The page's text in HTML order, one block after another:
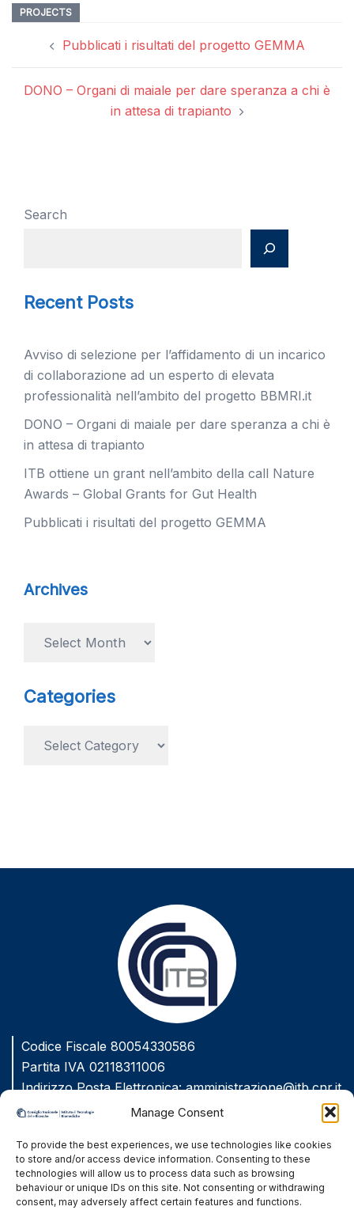
Manage Consent
To provide the best experiences, we use technologies like cookies
to store and/or access device information. Consenting to these
technologies will allow us to process data such as browsing
behaviour or unique IDs on this site. Not consenting or withdrawing
consent, may adversely affect certain features and functions.
PROJECTS
navigationPubblicati i risultati del progetto GEMMA
DONO – Organi di maiale per dare speranza a chi è
in attesa di trapianto
Search
Recent Posts
Avviso di selezione per l’affidamento di un incarico
di collaborazione ad un esperto di elevata
professionalità nell’ambito del progetto BBMRI.it
DONO – Organi di maiale per dare speranza a chi è
in attesa di trapianto
ITB ottiene un grant nell’ambito della call Nature
Awards – Global Grants for Gut Health
Pubblicati i risultati del progetto GEMMA
Archives
Categories
Codice Fiscale 80054330586
Partita IVA 02118311006
Indirizzo Posta Elettronica:amministrazione@itb.cnr.it
Indirizzo Posta Elettronica Certificata
Amministrazione Trasparente
Privacy Policy